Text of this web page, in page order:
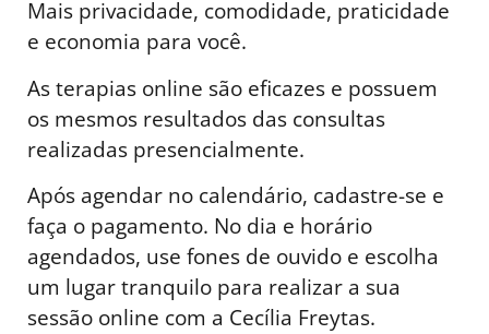
Mais privacidade, comodidade, praticidade
e economia para você.
As terapias online são eficazes e possuem
os mesmos resultados das consultas
realizadas presencialmente.
Após agendar no calendário, cadastre-se e
faça o pagamento. No dia e horário
agendados, use fones de ouvido e escolha
um lugar tranquilo para realizar a sua
sessão online com a Cecília Freytas.